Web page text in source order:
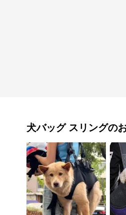
犬バッグ スリングの